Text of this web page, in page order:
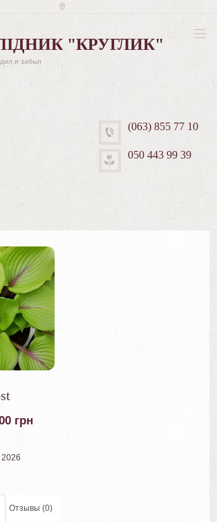
"КРУГЛИК"
и забыл
(063) 855 77 10
050 443 99 39
грн
Отзывы (0)